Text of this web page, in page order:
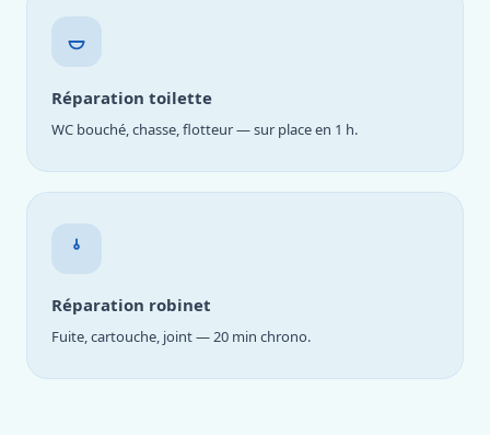
Réparation toilette
WC bouché, chasse, flotteur — sur place en 1 h.
Réparation robinet
Fuite, cartouche, joint — 20 min chrono.